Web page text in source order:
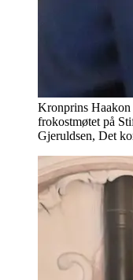
Kronprins
frokostmøtet på
Gjeruldsen, Det